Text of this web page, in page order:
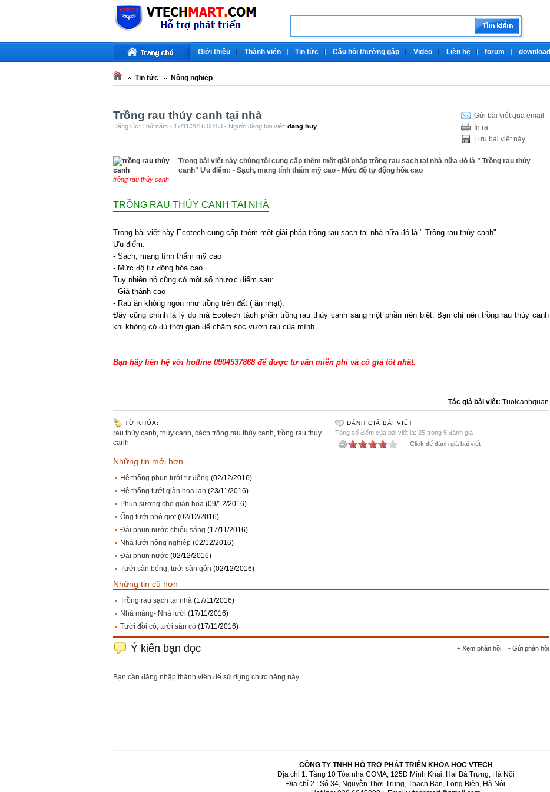
Giới thiệu Thành viên Tin tức Câu hỏi thường gặp Video Liên hệ forum download
Tin tức Nông nghiệp
Gửi bài viết qua email
In ra
Lưu bài viết này
Trồng rau thủy canh tại nhà
Đăng lúc: Thứ năm - 17/11/2016 08:53 - Người đăng bài viết: dang huy
trồng rau thủy canh
Trong bài viết này chúng tôi cung cấp thêm một giải pháp trồng rau sạch tại nhà nữa đó là " Trồng rau thủy
canh" Ưu điểm: - Sạch, mang tính thẩm mỹ cao - Mức độ tự động hóa cao
TRỒNG RAU THỦY CANH TẠI NHÀ
Trong bài viết này Ecotech cung cấp thêm một giải pháp trồng rau sạch tại nhà nữa đó là " Trồng rau thủy canh"
Ưu điểm:
- Sạch, mang tính thẩm mỹ cao
- Mức độ tự động hóa cao
Tuy nhiên nó cũng có một số nhược điểm sau:
- Giá thành cao
- Rau ăn không ngon như trồng trên đất ( ăn nhạt).
Đây cũng chính là lý do mà Ecotech tách phần trồng rau thủy canh sang một phần riên biệt. Bạn chỉ nên trồng rau thủy canh
khi không có đủ thời gian để chăm sóc vườn rau của mình.
Bạn hãy liên hệ với hotline 0904537868 để được tư vấn miễn phí và có giá tốt nhất.
Tác giả bài viết: Tuoicanhquan
TỪ KHÓA:
rau thủy canh, thủy canh, cách trông rau thủy canh, trồng rau thủy
canh
ĐÁNH GIÁ BÀI VIẾT
Tổng số điểm của bài viết là: 25 trong 5 đánh giá
Click để đánh giá bài viết
Những tin mới hơn
Hệ thống phun tưới tự động (02/12/2016)
Hệ thống tưới giàn hoa lan (23/11/2016)
Phun sương cho giàn hoa (09/12/2016)
Ống tưới nhỏ giọt (02/12/2016)
Đài phun nước chiếu sáng (17/11/2016)
Nhà lưới nông nghiệp (02/12/2016)
Đài phun nước (02/12/2016)
Tưới sân bóng, tưới sân gôn (02/12/2016)
Những tin cũ hơn
Trồng rau sạch tại nhà (17/11/2016)
Nhà màng- Nhà lưới (17/11/2016)
Tưới đồi cỏ, tưới sân cỏ (17/11/2016)
+ Xem phản hồi - Gửi phản hồi
Ý kiến bạn đọc
Bạn cần đăng nhập thành viên để sử dụng chức năng này
CÔNG TY TNHH HỖ TRỢ PHÁT TRIỂN KHOA HỌC VTECH
Địa chỉ 1: Tầng 10 Tòa nhà COMA, 125D Minh Khai, Hai Bà Trưng, Hà Nội
Địa chỉ 2 : Số 34, Nguyễn Thời Trung, Thạch Bàn, Long Biên, Hà Nội